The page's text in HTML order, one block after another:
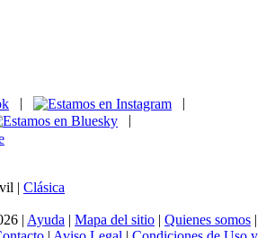
|
|
|
| Clásica
| Ayuda | Mapa del sitio | Quienes somos |